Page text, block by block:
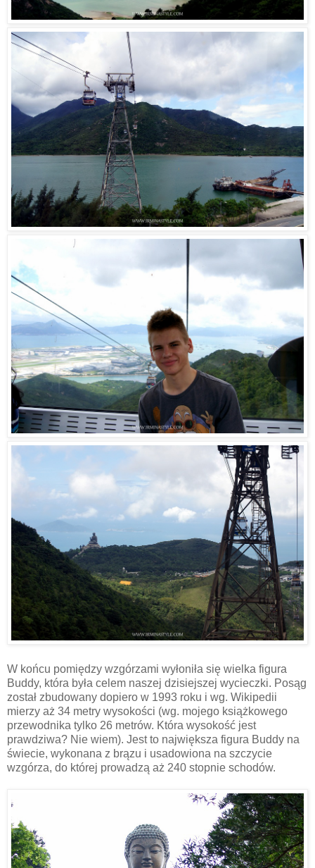
W końcu pomiędzy wzgórzami wyłoniła się wielka figura
Buddy, która była celem naszej dzisiejszej wycieczki. Posąg
został zbudowany dopiero w 1993 roku i wg. Wikipedii
mierzy aż 34 metry wysokości (wg. mojego książkowego
przewodnika tylko 26 metrów. Która wysokość jest
prawdziwa? Nie wiem). Jest to największa figura Buddy na
świecie, wykonana z brązu i usadowiona na szczycie
wzgórza, do której prowadzą aż 240 stopnie schodów.